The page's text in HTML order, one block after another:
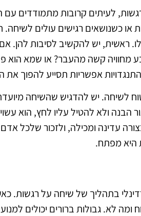
לעיתים קרובות מתמודדים עם
או כשנושאים רגישים עולים לשיחה.
ראשית, יש להקשיב לסיבות להן.
מחוויה קשה מהעבר? או שמא הוא
אפשריות תסייע להפוך את
לשיחה. יש להדגיש שהשיחה
הבנה ולא להטיל עליו לחץ, הוא
עדינה ומכילה, ולזכור שלכל
היא מפתח.
בתהליך של שיחה על רגשות.
ומה לא. גבולות ברורים יכולים